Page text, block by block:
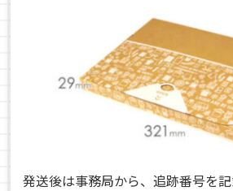
発送後は事務局から、追跡番号を